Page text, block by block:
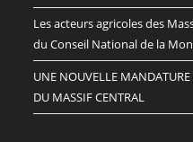
Les acteurs agricoles des
du Conseil National de la
UNE NOUVELLE MANDATURE
DU MASSIF CENTRAL